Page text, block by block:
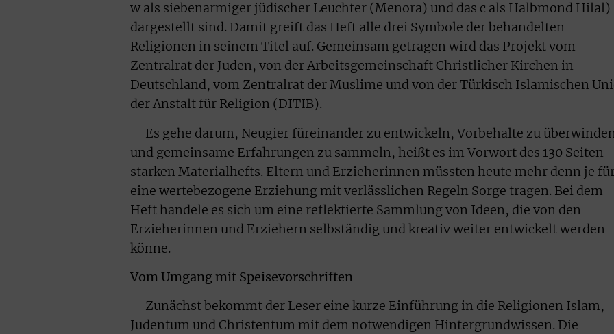
w als siebenarmiger jüdischer Leuchter (Menora) und das c als Halbmond Hilal)
dargestellt sind. Damit greift das Heft alle drei Symbole der behandelten
Religionen in seinem Titel auf. Gemeinsam getragen wird das Projekt vom
Zentralrat der Juden, von der Arbeitsgemeinschaft Christlicher Kirchen in
Deutschland, vom Zentralrat der Muslime und von der Türkisch Islamischen
der Anstalt für Religion (DITIB).
Es gehe darum, Neugier füreinander zu entwickeln, Vorbehalte zu
und gemeinsame Erfahrungen zu sammeln, heißt es im Vorwort des 130 Seiten
starken Materialhefts. Eltern und Erzieherinnen müssten heute mehr denn je
eine wertebezogene Erziehung mit verlässlichen Regeln Sorge tragen. Bei dem
Heft handele es sich um eine reflektierte Sammlung von Ideen, die von den
Erzieherinnen und Erziehern selbständig und kreativ weiter entwickelt werden
könne.
Vom Umgang mit Speisevorschriften
Zunächst bekommt der Leser eine kurze Einführung in die Religionen Islam,
Judentum und Christentum mit dem notwendigen Hintergrundwissen. Die